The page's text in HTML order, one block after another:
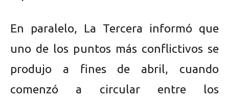
En paralelo, La Tercera informó que
uno de los puntos más conflictivos se
produjo a fines de abril, cuando
comenzó a circular entre los